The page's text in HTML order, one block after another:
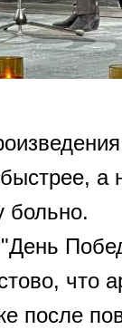
а
больно.
что
после